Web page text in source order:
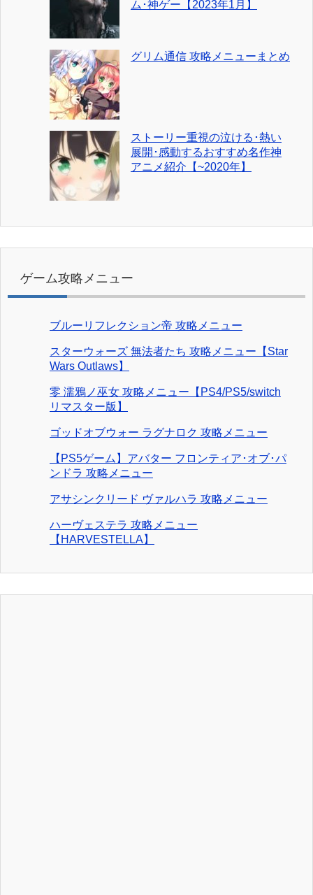
ム･神ゲー【2023年1月】
グリム通信 攻略メニューまとめ
ストーリー重視の泣ける･熱い
展開･感動するおすすめ名作神
アニメ紹介【~2020年】
ゲーム攻略メニュー
ブルーリフレクション帝 攻略メニュー
スターウォーズ 無法者たち 攻略メニュー【Star
Wars Outlaws】
零 濡鴉ノ巫女 攻略メニュー【PS4/PS5/switch
リマスター版】
ゴッドオブウォー ラグナロク 攻略メニュー
【PS5ゲーム】アバター フロンティア･オブ･パ
ンドラ 攻略メニュー
アサシンクリード ヴァルハラ 攻略メニュー
ハーヴェステラ 攻略メニュー
【HARVESTELLA】